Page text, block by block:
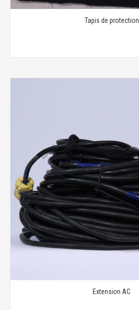
Tapis de protection
Extension AC